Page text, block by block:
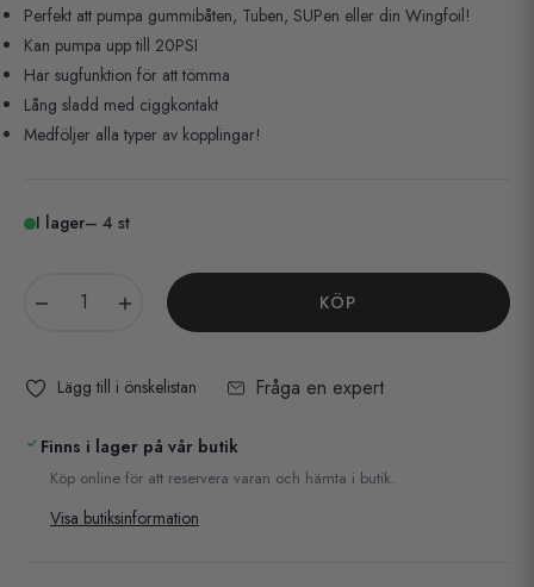
Perfekt att pumpa gummibåten, Tuben, SUPen eller din Wingfoil!
Kan pumpa upp till 20PSI
Har sugfunktion för att tömma
Lång sladd med ciggkontakt
Medföljer alla typer av kopplingar!
I lager– 4 st
KÖP
Lägg till i önskelistan Fråga en expert
Finns i lager på vår butik
Köp online för att reservera varan och hämta i butik.
Visa butiksinformation